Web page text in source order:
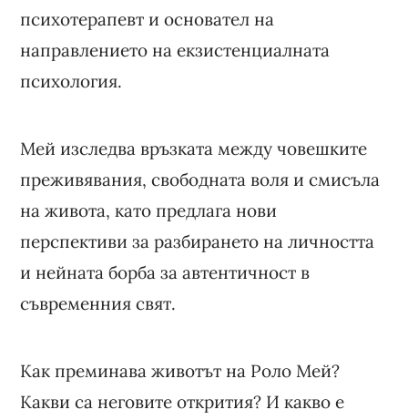
психотерапевт и основател на
направлението на екзистенциалната
психология.
Мей изследва връзката между човешките
преживявания, свободната воля и смисъла
на живота, като предлага нови
перспективи за разбирането на личността
и нейната борба за автентичност в
съвременния свят.
Как преминава животът на Роло Мей?
Какви са неговите открития? И какво е